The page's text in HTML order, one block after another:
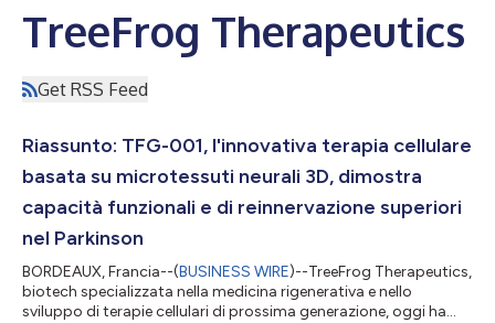
TreeFrog Therapeutics
Get RSS Feed
Riassunto: TFG-001, l'innovativa terapia cellulare
basata su microtessuti neurali 3D, dimostra
capacità funzionali e di reinnervazione superiori
nel Parkinson
BORDEAUX, Francia--(BUSINESS WIRE)--TreeFrog Therapeutics,
biotech specializzata nella medicina rigenerativa e nello
sviluppo di terapie cellulari di prossima generazione, oggi ha